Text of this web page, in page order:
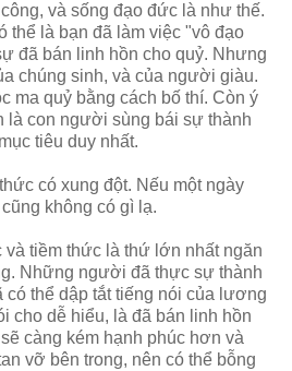
và sống đạo đức là như thế.
thể là bạn đã làm việc "vô đạo
đã bán linh hồn cho quỷ. Nhưng
chúng sinh, và của người giàu.
ma quỷ bằng cách bố thí. Còn ý
là con người sùng bái sự thành
tiêu duy nhất.
có xung đột. Nếu một ngày
không có gì lạ.
tiềm thức là thứ lớn nhất ngăn
Những người đã thực sự thành
thể dập tắt tiếng nói của lương
cho dễ hiểu, là đã bán linh hồn
càng kém hạnh phúc hơn và
vỡ bên trong, nên có thể bỗng